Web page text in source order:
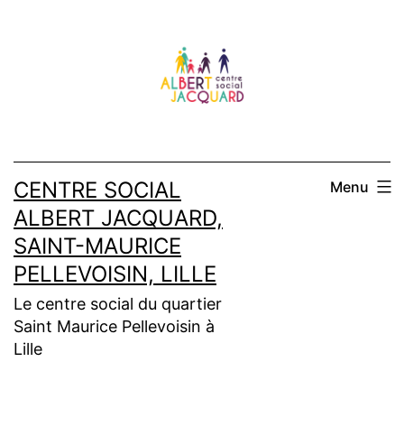
CENTRE SOCIAL
ALBERT JACQUARD,
SAINT-MAURICE
PELLEVOISIN, LILLE
Le centre social du quartier
Saint Maurice Pellevoisin à
Lille
Menu